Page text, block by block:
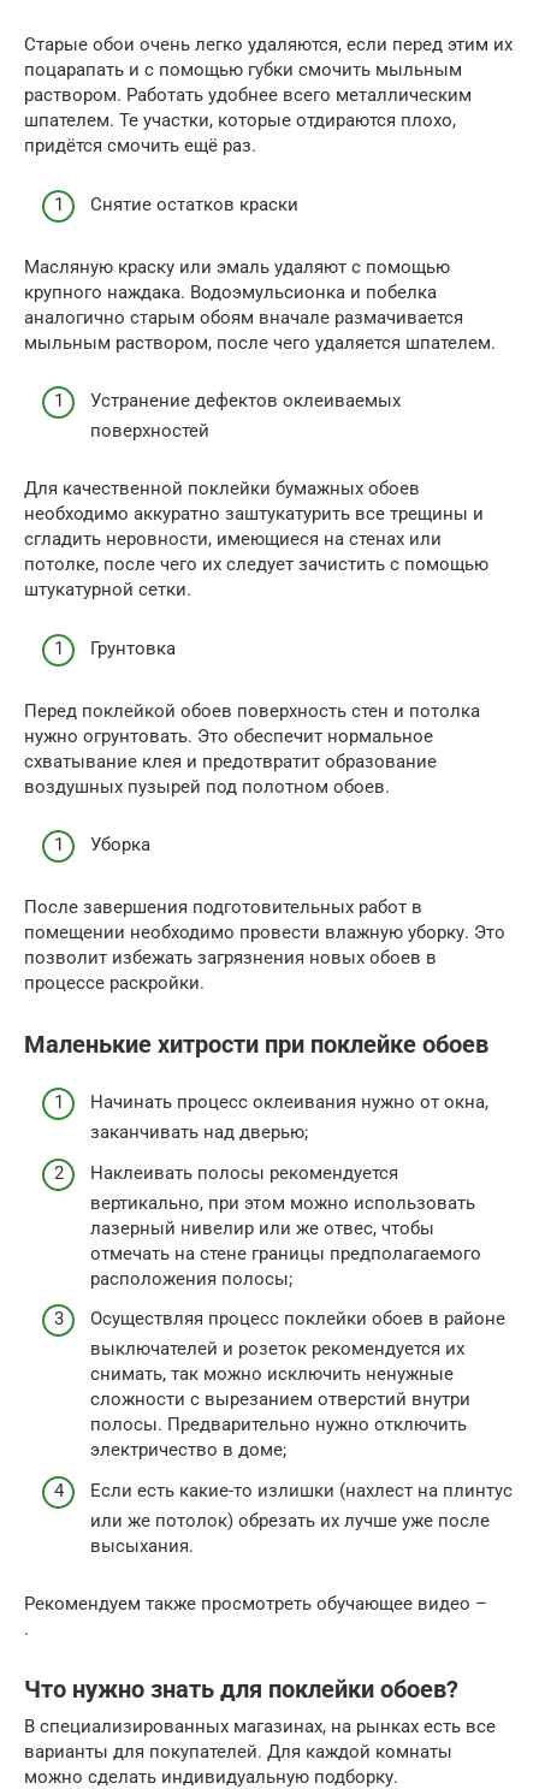
Старые обои очень легко удаляются, если перед этим их
поцарапать и с помощью губки смочить мыльным
раствором. Работать удобнее всего металлическим
шпателем. Те участки, которые отдираются плохо,
придётся смочить ещё раз.
Снятие остатков краски
Масляную краску или эмаль удаляют с помощью
крупного наждака. Водоэмульсионка и побелка
аналогично старым обоям вначале размачивается
мыльным раствором, после чего удаляется шпателем.
Устранение дефектов оклеиваемых
поверхностей
Для качественной поклейки бумажных обоев
необходимо аккуратно заштукатурить все трещины и
сгладить неровности, имеющиеся на стенах или
потолке, после чего их следует зачистить с помощью
штукатурной сетки.
Грунтовка
Перед поклейкой обоев поверхность стен и потолка
нужно огрунтовать. Это обеспечит нормальное
схватывание клея и предотвратит образование
воздушных пузырей под полотном обоев.
Уборка
После завершения подготовительных работ в
помещении необходимо провести влажную уборку. Это
позволит избежать загрязнения новых обоев в
процессе раскройки.
Маленькие хитрости при поклейке обоев
Начинать процесс оклеивания нужно от окна,
заканчивать над дверью;
Наклеивать полосы рекомендуется
вертикально, при этом можно использовать
лазерный нивелир или же отвес, чтобы
отмечать на стене границы предполагаемого
расположения полосы;
Осуществляя процесс поклейки обоев в районе
выключателей и розеток рекомендуется их
снимать, так можно исключить ненужные
сложности с вырезанием отверстий внутри
полосы. Предварительно нужно отключить
электричество в доме;
Если есть какие-то излишки (нахлест на плинтус
или же потолок) обрезать их лучше уже после
высыхания.
Рекомендуем также просмотреть обучающее видео –
.
Что нужно знать для поклейки обоев?
В специализированных магазинах, на рынках есть все
варианты для покупателей. Для каждой комнаты
можно сделать индивидуальную подборку.